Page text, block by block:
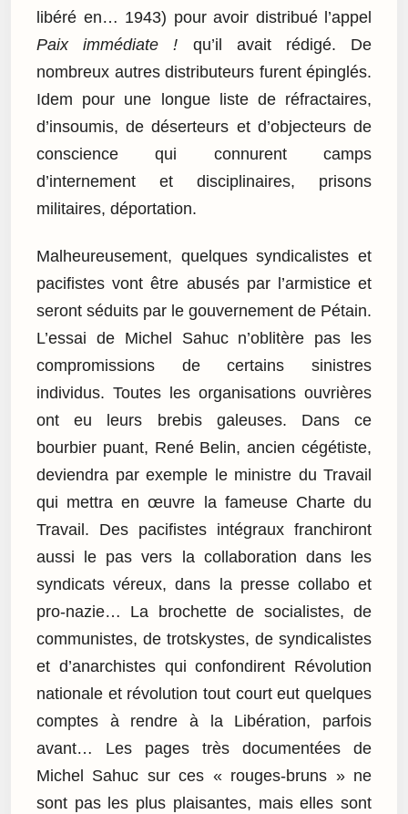
libéré en… 1943) pour avoir distribué l’appel
Paix immédiate ! qu’il avait rédigé. De
nombreux autres distributeurs furent épinglés.
Idem pour une longue liste de réfractaires,
d’insoumis, de déserteurs et d’objecteurs de
conscience qui connurent camps
d’internement et disciplinaires, prisons
militaires, déportation.
Malheureusement, quelques syndicalistes et
pacifistes vont être abusés par l’armistice et
seront séduits par le gouvernement de Pétain.
L’essai de Michel Sahuc n’oblitère pas les
compromissions de certains sinistres
individus. Toutes les organisations ouvrières
ont eu leurs brebis galeuses. Dans ce
bourbier puant, René Belin, ancien cégétiste,
deviendra par exemple le ministre du Travail
qui mettra en œuvre la fameuse Charte du
Travail. Des pacifistes intégraux franchiront
aussi le pas vers la collaboration dans les
syndicats véreux, dans la presse collabo et
pro-nazie… La brochette de socialistes, de
communistes, de trotskystes, de syndicalistes
et d’anarchistes qui confondirent Révolution
nationale et révolution tout court eut quelques
comptes à rendre à la Libération, parfois
avant… Les pages très documentées de
Michel Sahuc sur ces « rouges-bruns » ne
sont pas les plus plaisantes, mais elles sont